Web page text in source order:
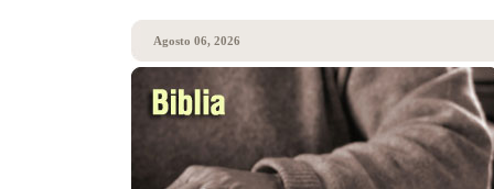
Agosto 06, 2026